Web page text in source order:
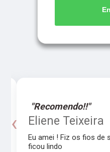
"Recomendo!!"
Eliene Teixeira
Eu amei ! Fiz os fios de
ficou lindo
‹